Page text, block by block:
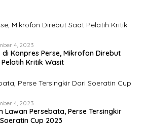
4, 2023
di Konpres Perse, Mikrofon Direbut
Kritik Wasit
4, 2023
Lawan Persebata, Perse Tersingkir
Cup 2023